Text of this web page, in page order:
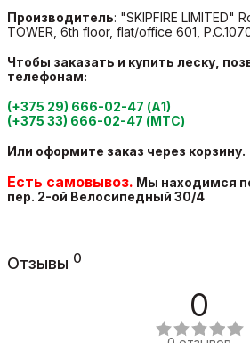
Производитель: "SKIPFIRE LIMITED"
TOWER, 6th floor, flat/office 601,
Чтобы заказать и купить леску,
телефонам:
(+375 29) 666-02-47 (А1)
(+375 33) 666-02-47 (МТС)
Или оформите заказ через корзину.
Есть самовывоз. Мы находимся
пер. 2-ой Велосипедный 30/4
Отзывы 0
0